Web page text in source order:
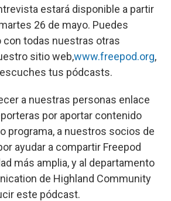
estará disponible a partir
26 de mayo. Puedes
con todas nuestras otras
sitio web,www.freepod.org,
tus pódcasts.
a nuestras personas enlace
por aportar contenido
programa, a nuestros socios de
ayudar a compartir Freepod
más amplia, y al departamento
de Highland Community
este pódcast.